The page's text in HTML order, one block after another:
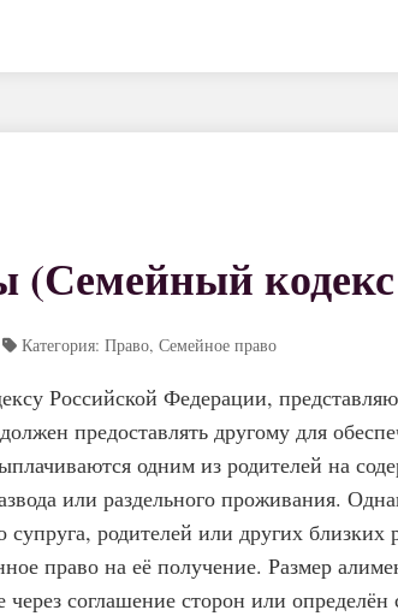
(Семейный
Категория: Право, Семейное право
Российской Федерации,
предоставлять другому для
одним из родителей на
или раздельного проживания.
супруга, родителей или других близких
право на её получение. Размер
соглашение сторон или